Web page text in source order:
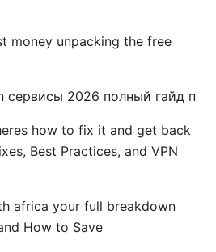
money unpacking the free
2026 полный гайд п
how to fix it and get back
Best Practices, and VPN
africa your full breakdown
How to Save